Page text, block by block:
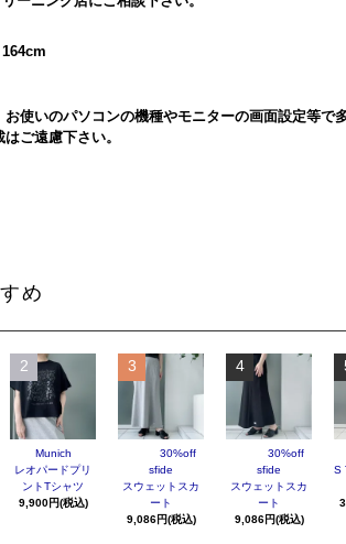
使いのパソコンの機種やモニターの画面設定等で
ご遠慮下さい。
め
2
Munich
レオパードプリ
ントTシャツ
9,900円(税込)
3
30%off
sfide
スウェットスカ
ート
9,086円(税込)
4
30%off
sfide
スウェットスカ
ート
9,086円(税込)
S